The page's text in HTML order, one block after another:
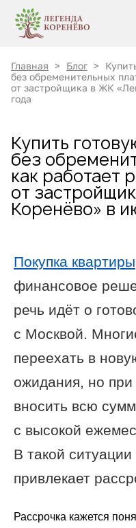
Главная > Блог >
без обременительных
от застройщика в ЖК
года
Купить
без
как работает
от
Коренёво» в
Покупка квартиры
финансовое
речь идёт о
с Москвой.
переехать в
ожидания, но при
вносить всю
с высокой
В такой
привлекает
Рассрочка кажется